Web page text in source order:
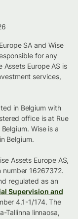
SA and Wise
for any
Europe AS is
services,
in Belgium with
office is at Rue
Wise is a
Belgium.
Assets Europe AS,
number 16267372.
regulated as an
Supervision and
4.1-1/174. The
Tallinna linnaosa,